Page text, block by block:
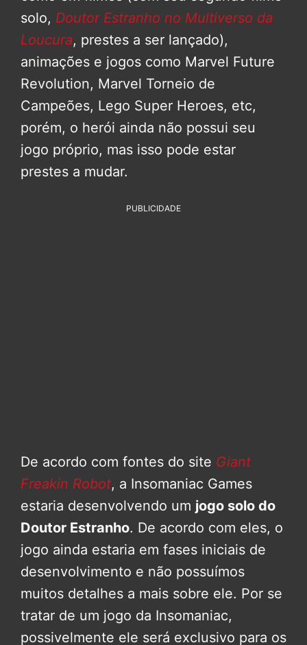
solo, Doutor Estranho no Multiverso da
Loucura, prestes a ser lançado),
animações e jogos como Marvel Future
Revolution, Marvel Torneio de
Campeões, Lego Super Heroes, etc,
porém, o herói ainda não possui seu
jogo próprio, mas isso pode estar
prestes a mudar.
PUBLICIDADE
De acordo com fontes do site Giant
Freakin Robot, a Insomaniac Games
estaria desenvolvendo um jogo solo do
Doutor Estranho. De acordo com eles, o
jogo ainda estaria em fases iniciais de
desenvolvimento e não possuímos
muitos detalhes a mais sobre ele. Por se
tratar de um jogo da Insomaniac,
possivelmente ele será exclusivo para os